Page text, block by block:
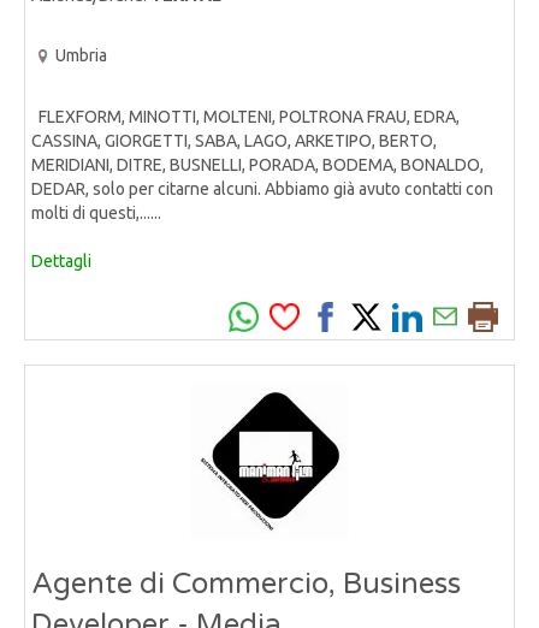
Umbria
FLEXFORM, MINOTTI, MOLTENI, POLTRONA FRAU, EDRA,
CASSINA, GIORGETTI, SABA, LAGO, ARKETIPO, BERTO,
MERIDIANI, DITRE, BUSNELLI, PORADA, BODEMA, BONALDO,
DEDAR, solo per citarne alcuni. Abbiamo già avuto contatti con
molti di questi,......
Dettagli
Agente di Commercio, Business